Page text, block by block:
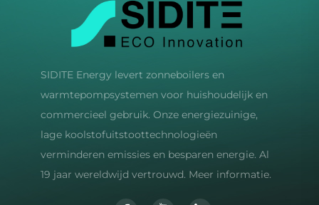
SIDITE Energy levert zonneboilers en
warmtepompsystemen voor huishoudelijk en
commercieel gebruik. Onze energiezuinige,
lage koolstofuitstoottechnologieën
verminderen emissies en besparen energie. Al
19 jaar wereldwijd vertrouwd. Meer informatie.